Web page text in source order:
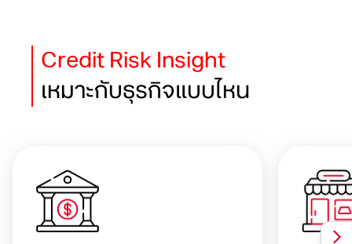
Credit Risk Insight
เหมาะกับธุรกิจแบบไหน